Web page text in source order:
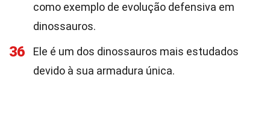
como exemplo de evolução defensiva em
dinossauros.
36
Ele é um dos dinossauros mais estudados
devido à sua armadura única.